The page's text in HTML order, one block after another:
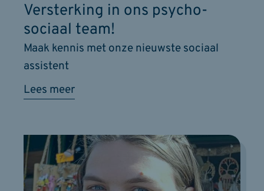
Lees meer
Maak kennis met onze nieuwste sociaal
assistent
Versterking in ons psycho-
sociaal team!